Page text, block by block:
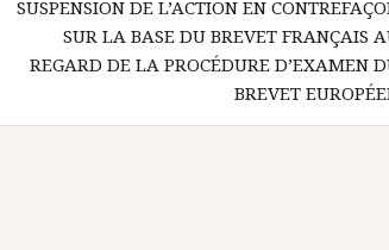
SUSPENSION DE L’ACTION EN
SUR LA BASE DU BREVET FRANÇAIS
REGARD DE LA PROCÉDURE D’EXAMEN
BREVET